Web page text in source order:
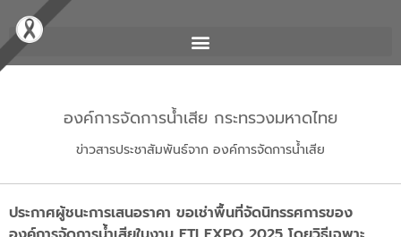
องค์การจัดการน้ำเสีย กระทรวงมหาดไทย
ข่าวสารประชาสัมพันธ์จาก องค์การจัดการน้ำเสีย
ประกาศผู้ชนะการเสนอราคา ขอเช่าพื้นที่จัดนิทรรศการของ